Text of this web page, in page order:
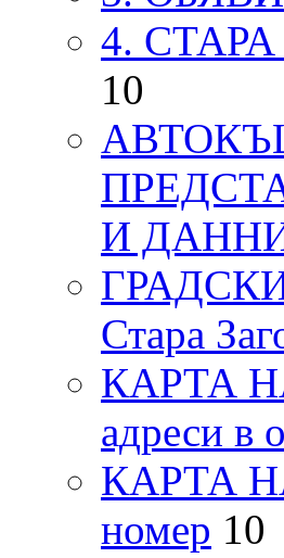
4.
10
И
Стара
КАРТА
адреси в
КАРТА
номер 10